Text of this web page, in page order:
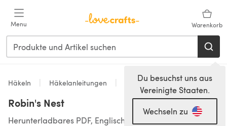
Menu Warenkorb
Du besuchst uns aus
Vereinigte Staaten.
Wechseln zu
Häkeln Häkelanleitungen Homeware
Robin's Nest
Herunterladbares PDF, Englisch